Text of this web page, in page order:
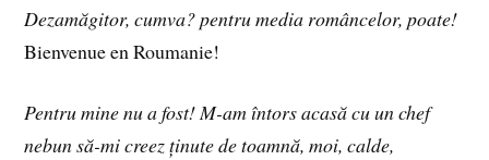
Dezamăgitor, cumva? pentru media româncelor, poate!
Bienvenue en Roumanie!
Pentru mine nu a fost! M-am întors acasă cu un chef
nebun să-mi creez ținute de toamnă, moi, calde,